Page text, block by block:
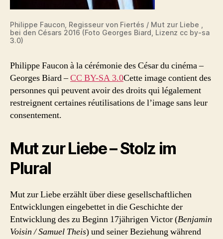
Philippe Faucon, Regisseur von Fiertés / Mut zur Liebe ,
bei den Césars 2016 (Foto Georges Biard, Lizenz cc by-sa
3.0)
Philippe Faucon à la cérémonie des César du cinéma–
Georges Biard–CC BY-SA 3.0Cette image contient des
personnes qui peuvent avoir des droits qui légalement
restreignent certaines réutilisations de l’image sans leur
consentement.
Mut zur Liebe – Stolz im
Plural
Mut zur Liebe erzählt über diese gesellschaftlichen
Entwicklungen eingebettet in die Geschichte der
Entwicklung des zu Beginn 17jährigen Victor (Benjamin
Voisin / Samuel Theis) und seiner Beziehung während